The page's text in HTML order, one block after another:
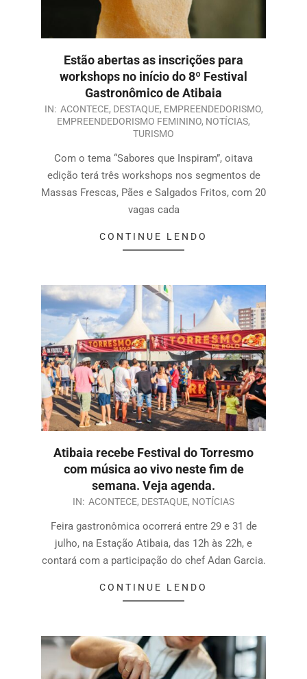
Estão abertas as inscrições para
workshops no início do 8º Festival
Gastronômico de Atibaia
IN: ACONTECE, DESTAQUE, EMPREENDEDORISMO,
EMPREENDEDORISMO FEMININO, NOTÍCIAS,
TURISMO
Com o tema “Sabores que Inspiram”, oitava
edição terá três workshops nos segmentos de
Massas Frescas, Pães e Salgados Fritos, com 20
vagas cada
CONTINUE LENDO
Atibaia recebe Festival do Torresmo
com música ao vivo neste fim de
semana. Veja agenda.
IN: ACONTECE, DESTAQUE, NOTÍCIAS
Feira gastronômica ocorrerá entre 29 e 31 de
julho, na Estação Atibaia, das 12h às 22h, e
contará com a participação do chef Adan Garcia.
CONTINUE LENDO